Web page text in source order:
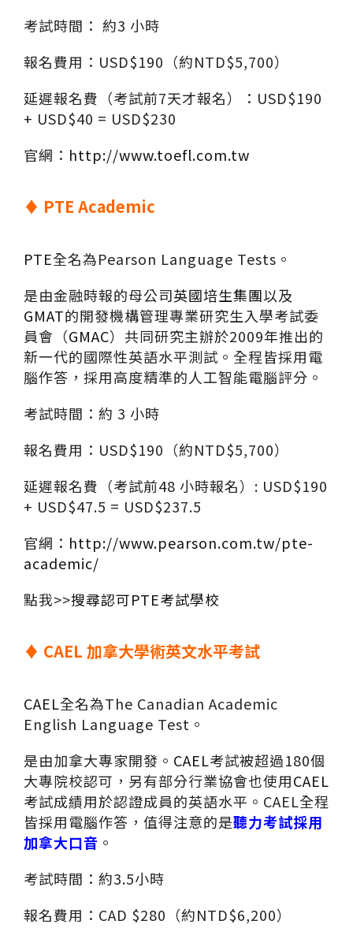
考試時間： 約3 小時
報名費用：USD$190（約NTD$5,700）
延遲報名費（考試前7天才報名）：USD$190
+ USD$40 = USD$230
官網： http://www.toefl.com.tw
♦ PTE Academic
PTE全名為Pearson Language Tests。
是由金融時報的母公司英國培生集團以及
GMAT的開發機構管理專業研究生入學考試委
員會（GMAC）共同研究主辦於2009年推出的
新一代的國際性英語水平測試。全程皆採用電
腦作答，採用高度精準的人工智能電腦評分。
考試時間：約 3 小時
報名費用：USD$190（約NTD$5,700）
延遲報名費（考試前48 小時報名）: USD$190
+ USD$47.5 = USD$237.5
官網： http://www.pearson.com.tw/pte-
academic/
點我>>搜尋認可PTE考試學校
♦ CAEL 加拿大學術英文水平考試
CAEL全名為The Canadian Academic
English Language Test。
是由加拿大專家開發。 CAEL考試被超過180個
大專院校認可，另有部分行業協會也使用CAEL
考試成績用於認證成員的英語水平。CAEL全程
皆採用電腦作答，值得注意的是聽力考試採用
加拿大口音 。
考試時間：約3.5小時
報名費用：CAD $280（約NTD$6,200）